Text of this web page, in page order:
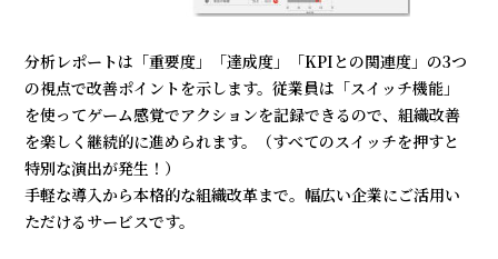
分析レポートは「重要度」「達成度」「KPIとの関連度」の3つ
の視点で改善ポイントを示します。従業員は「スイッチ機能」
を使ってゲーム感覚でアクションを記録できるので、組織改善
を楽しく継続的に進められます。（すべてのスイッチを押すと
特別な演出が発生！）
手軽な導入から本格的な組織改革まで。幅広い企業にご活用い
ただけるサービスです。